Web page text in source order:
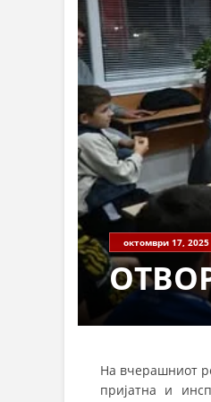
октомври 17, 2025
На вчерашниот
пријатна и